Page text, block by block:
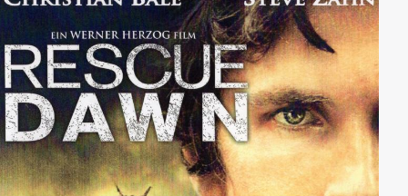
Blockhauses. Das Verhängnis nimmt seinen Lauf.
Karen trifft's als erste. Und als der Rest Hilfe bei
einheimischen Hinterwäldlern sucht, machen die zu
allem Überfluss auch noch Jagd auf die kranke
Gruppe.